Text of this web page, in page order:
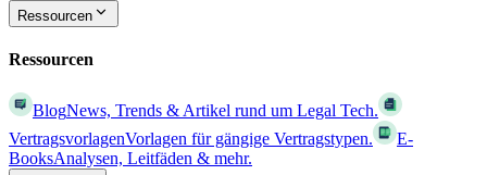
Ressourcen
Ressourcen
BlogNews, Trends & Artikel rund um Legal Tech.
VertragsvorlagenVorlagen für gängige Vertragstypen.
E-
BooksAnalysen, Leitfäden & mehr.